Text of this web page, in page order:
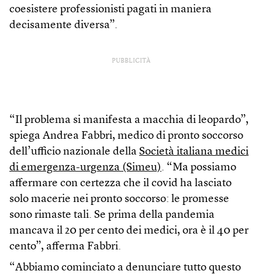
coesistere professionisti pagati in maniera
decisamente diversa”.
PUBBLICITÀ
“Il problema si manifesta a macchia di leopardo”,
spiega Andrea Fabbri, medico di pronto soccorso
dell’ufficio nazionale della Società italiana medici
di emergenza-urgenza (Simeu). “Ma possiamo
affermare con certezza che il covid ha lasciato
solo macerie nei pronto soccorso: le promesse
sono rimaste tali. Se prima della pandemia
mancava il 20 per cento dei medici, ora è il 40 per
cento”, afferma Fabbri.
“Abbiamo cominciato a denunciare tutto questo